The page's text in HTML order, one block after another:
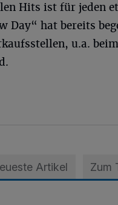
Hits ist für jeden
Day“ hat bereits
u.a.
Artikel Zum